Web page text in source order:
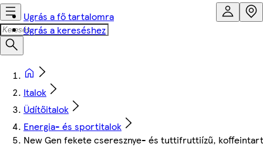
Ugrás a fő tartalomra
Ugrás a kereséshez
Italok
Üdítőitalok
Energia- és sportitalok
New Gen fekete cseresznye- és tuttifruttiízű,